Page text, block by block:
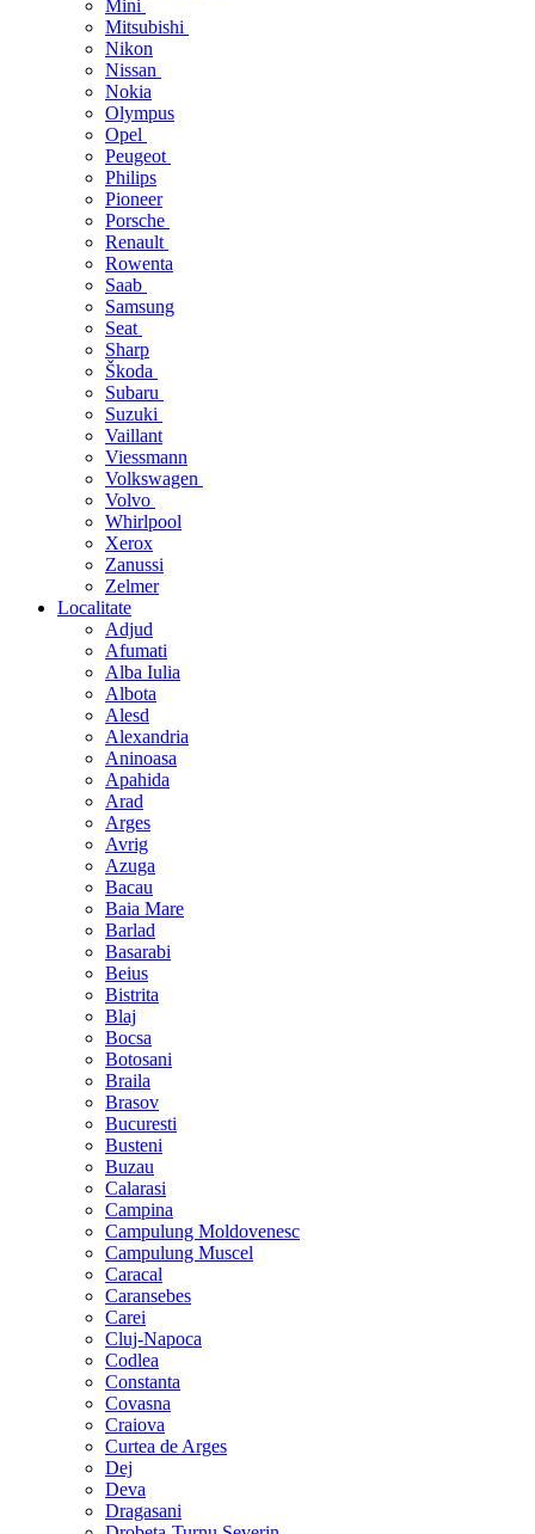
Mini
Mitsubishi
Nikon
Nissan
Nokia
Olympus
Opel
Peugeot
Philips
Pioneer
Porsche
Renault
Rowenta
Saab
Samsung
Seat
Sharp
Škoda
Subaru
Suzuki
Vaillant
Viessmann
Volkswagen
Volvo
Whirlpool
Xerox
Zanussi
Zelmer
Localitate
Adjud
Afumati
Alba Iulia
Albota
Alesd
Alexandria
Aninoasa
Apahida
Arad
Arges
Avrig
Azuga
Bacau
Baia Mare
Barlad
Basarabi
Beius
Bistrita
Blaj
Bocsa
Botosani
Braila
Brasov
Bucuresti
Busteni
Buzau
Calarasi
Campina
Campulung Moldovenesc
Campulung Muscel
Caracal
Caransebes
Carei
Cluj-Napoca
Codlea
Constanta
Covasna
Craiova
Curtea de Arges
Dej
Deva
Dragasani